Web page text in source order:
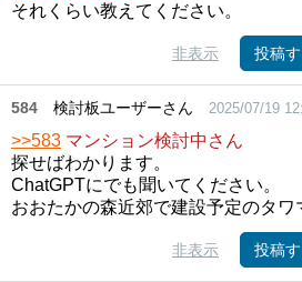
それくらい教えてください。
非表示 投稿
584 検討板ユーザーさん 2025/07/19
>>583 マンション検討中さん
探せばわかります。
ChatGPTにでも聞いてください。
おおたかの森近郊で建設予定のタワ
非表示 投稿